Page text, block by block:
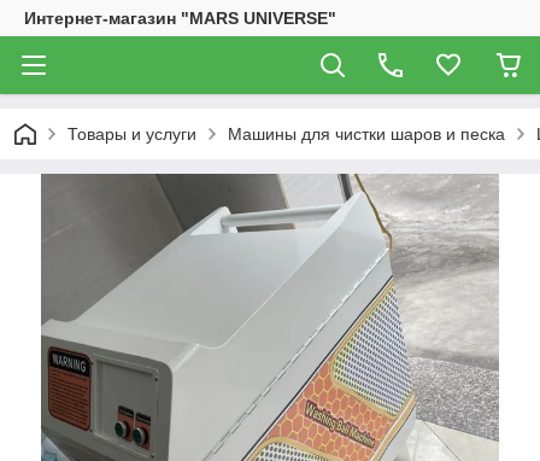
Интернет-магазин "MARS UNIVERSE"
Товары и услуги Машины для чистки шаров и песка